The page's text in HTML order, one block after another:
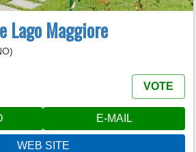
Lago Maggiore
VOTE
E-MAIL
WEB SITE